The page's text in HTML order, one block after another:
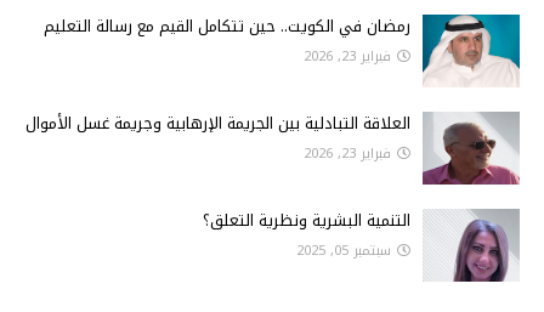
رمضان في الكويت.. حين تتكامل القيم مع رسالة التعليم
فبراير 23, 2026
العلاقة التبادلية بين الجريمة الإرهابية وجريمة غسل الأموال
فبراير 23, 2026
التنمية البشرية ونظرية التعلق؟
سبتمبر 05, 2025